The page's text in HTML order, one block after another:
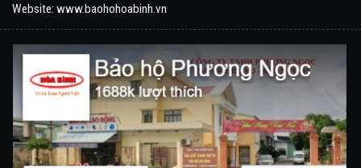
Website: www.baohohoabinh.vn